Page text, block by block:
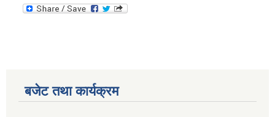
बजेट तथा कार्यक्रम